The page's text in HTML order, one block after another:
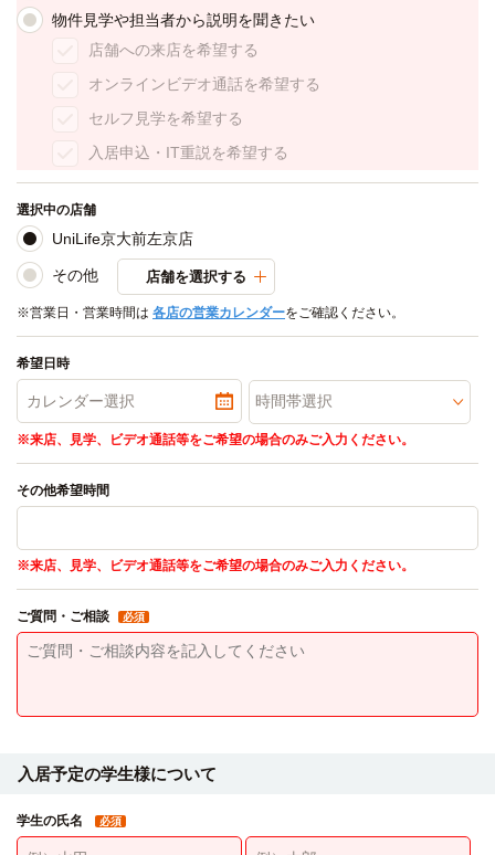
物件見学や担当者から説明を聞きたい
店舗への来店を希望する
オンラインビデオ通話を希望する
セルフ見学を希望する
入居申込・IT重説を希望する
選択中の店舗
UniLife京大前左京店
その他 店舗を選択する
※営業日・営業時間は 各店の営業カレンダーをご確認ください。
希望日時
※来店、見学、ビデオ通話等をご希望の場合のみご入力ください。
その他希望時間
※来店、見学、ビデオ通話等をご希望の場合のみご入力ください。
ご質問・ご相談 必須
入居予定の学生様について
学生の氏名 必須